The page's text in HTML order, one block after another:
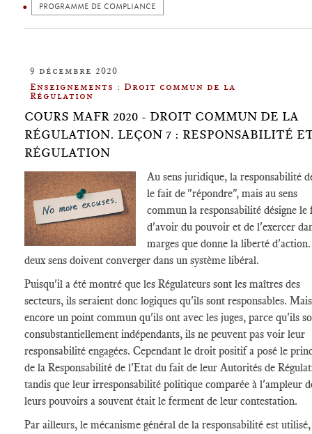
PROGRAMME DE COMPLIANCE
9 décembre 2020
Enseignements : Droit commun de la
Régulation
COURS MAFR 2020 - DROIT COMMUN DE LA
RÉGULATION. LEÇON 7 : RESPONSABILITÉ
RÉGULATION
Au sens juridique, la responsabilité
le fait de "répondre", mais au sens
commun la responsabilité désigne le
d'avoir du pouvoir et de l'exercer
marges que donne la liberté
deux sens doivent converger dans un système libéral.
Puisqu'il a été montré que les Régulateurs sont les maîtres des
secteurs, ils seraient donc logiques qu'ils sont responsables.
encore un point commun qu'ils ont avec les juges, parce qu'ils
consubstantiellement indépendants, ils ne peuvent pas voir leur
responsabilité engagées. Cependant le droit positif a posé le
de la Responsabilité de l'Etat du fait de leur Autorités de
tandis que leur irresponsabilité politique comparée à l'ampleur
leurs pouvoirs a souvent était le ferment de leur contestation.
Par ailleurs, le mécanisme général de la responsabilité est utilisé,